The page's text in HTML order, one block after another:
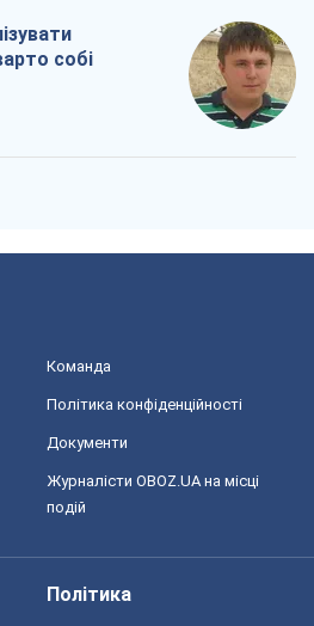
собі
Команда
Політика конфіденційності
Документи
Журналісти OBOZ.UA на місці
подій
Політика